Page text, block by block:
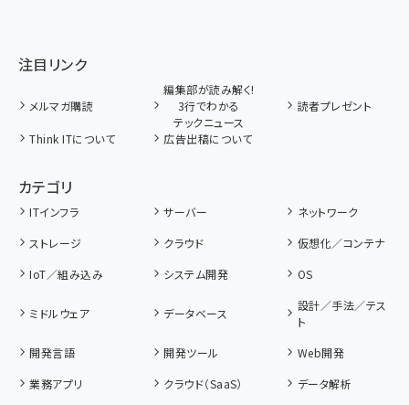
注目リンク
メルマガ購読
編集部が読み解く!
3行でわかる
テックニュース
読者プレゼント
Think ITについて 広告出稿について
カテゴリ
ITインフラ サーバー
ネットワーク
ストレージ
クラウド
仮想化／コンテナ
IoT／組み込み
システム開発 OS
ミドルウェア データベース
設計／手法／テス
ト
開発言語
開発ツール
Web開発
業務アプリ
クラウド（SaaS）
データ解析